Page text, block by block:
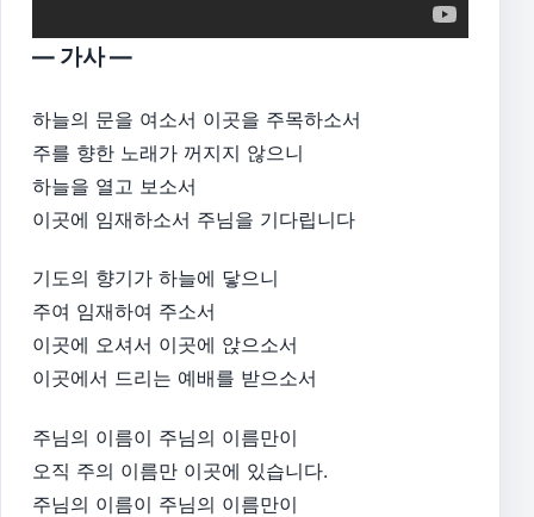
— 가사 —
하늘의 문을 여소서 이곳을 주목하소서
주를 향한 노래가 꺼지지 않으니
하늘을 열고 보소서
이곳에 임재하소서 주님을 기다립니다
기도의 향기가 하늘에 닿으니
주여 임재하여 주소서
이곳에 오셔서 이곳에 앉으소서
이곳에서 드리는 예배를 받으소서
주님의 이름이 주님의 이름만이
오직 주의 이름만 이곳에 있습니다.
주님의 이름이 주님의 이름만이